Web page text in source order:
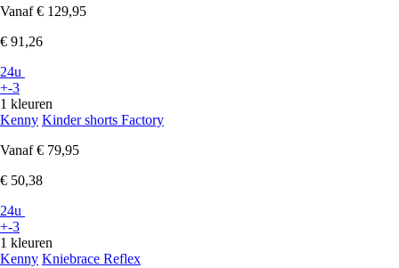
Vanaf € 129,95
€ 91,26
24u
+-3
1 kleuren
Kenny Kinder shorts Factory
Vanaf € 79,95
€ 50,38
24u
+-3
1 kleuren
Kenny Kniebrace Reflex